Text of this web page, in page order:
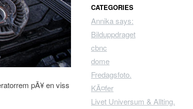
pÃ¥ en viss
CATEGORIES
Annika says:
Bilduppdraget
cbnc
dome
Fredagsfoto.
KÃ¤fer
Livet Universum & Allting.